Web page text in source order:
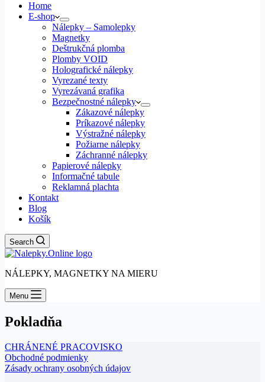
Home
E-shop
Nálepky – Samolepky
Magnetky
Deštrukčná plomba
Plomby VOID
Holografické nálepky
Vyrezané texty
Vyrezávaná grafika
Bezpečnostné nálepky
Zákazové nálepky
Príkazové nálepky
Výstražné nálepky
Požiarne nálepky
Záchranné nálepky
Papierové nálepky
Informačné tabule
Reklamná plachta
Kontakt
Blog
Košík
Search
NÁLEPKY, MAGNETKY NA MIERU
Menu
Pokladňa
CHRÁNENÉ PRACOVISKO
Obchodné podmienky
Zásady ochrany osobných údajov